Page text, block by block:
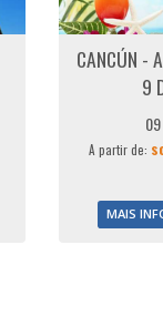
CANCÚN -
9
A partir de:
MAIS